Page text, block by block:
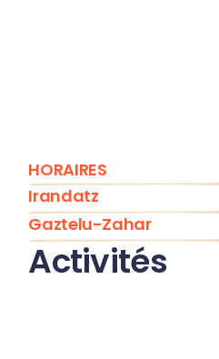
HORAIRES
Irandatz
Gaztelu-Zahar
Activités